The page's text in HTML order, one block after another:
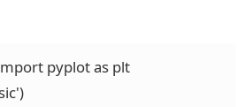
pyplot as plt